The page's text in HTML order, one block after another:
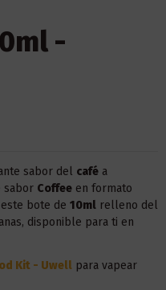
-
sabor del caféa
sabor Coffeeen formato
bote de 10mlrelleno del
disponible para ti en
Kit - Uwellpara vapear